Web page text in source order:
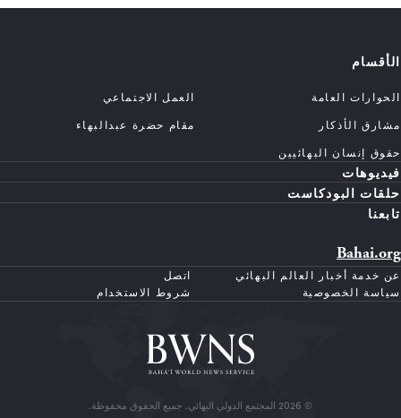
الأقسام
الحوارات العامة
العمل الاجتماعي
مشارق الأذكار
مقام حضرة عبدالبهاء
حقوق إنسان البهائيين
فيديوهات
حلقات البودكاست
تابعنا
Bahai.org
عن خدمة أخبار العالم البهائي
اتصل
سياسة الخصوصية
شروط الاستخدام
© 2026 المجتمع الدولي البهائي. جميع الحقوق محفوظة.